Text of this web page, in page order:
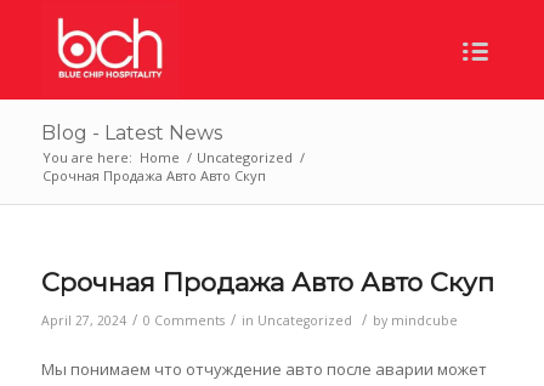
Blog - Latest News
You are here: Home / Uncategorized /
Срочная Продажа Авто Авто Скуп
Срочная Продажа Авто Авто Скуп
April 27, 2024 / 0 Comments / in Uncategorized / by mindcube
Мы понимаем что отчуждение авто после аварии может